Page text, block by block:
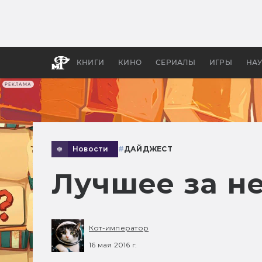
РЕКЛАМА
КНИГИ КИНО СЕРИАЛЫ ИГРЫ
бы
Новости #ДАЙДЖЕСТ
Лучшее за
Кот-император
16 мая 2016 г.